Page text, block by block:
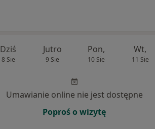
Dziś
8 Sie
Jutro
9 Sie
Pon,
10 Sie
Wt,
11 Sie
Umawianie online nie jest dostępne
Poproś o wizytę